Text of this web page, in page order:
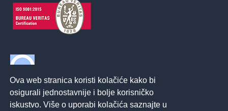
Ova web stranica koristi kolačiće kako bi
osigurali jednostavnije i bolje korisničko
iskustvo. Više o uporabi kolačića saznajte u